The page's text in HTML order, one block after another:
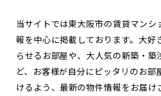
当サイトでは東大阪市の賃貸マンシ
報を中心に掲載しております。大好
らせるお部屋や、大人気の新築・築
ど、お客様が自分にピッタリのお部
けるよう、最新の物件情報をお届け